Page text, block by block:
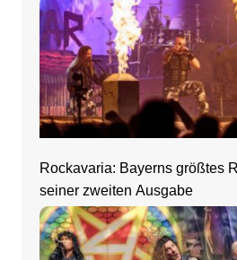
Rockavaria: Bayerns größtes
seiner zweiten Ausgabe